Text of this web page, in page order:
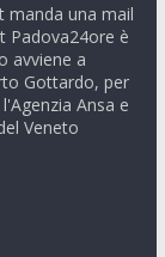
manda una mail
Padova24ore è
avviene a
Gottardo, per
Ansa e
Veneto